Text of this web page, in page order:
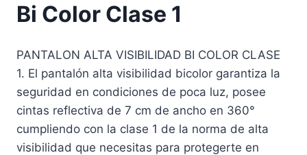
Bi Color Clase 1
PANTALON ALTA VISIBILIDAD BI COLOR CLASE
1. El pantalón alta visibilidad bicolor garantiza la
seguridad en condiciones de poca luz, posee
cintas reflectiva de 7 cm de ancho en 360°
cumpliendo con la clase 1 de la norma de alta
visibilidad que necesitas para protegerte en